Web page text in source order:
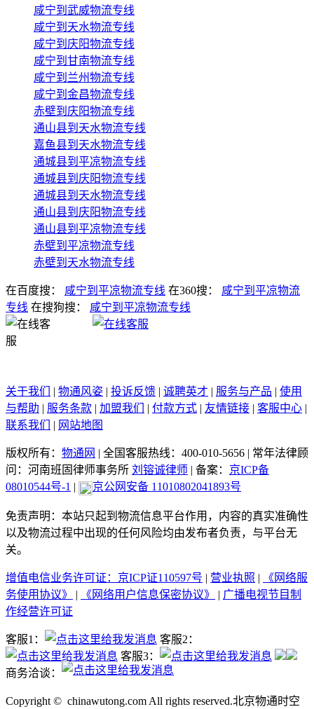
咸宁到武威物流专线
咸宁到天水物流专线
咸宁到庆阳物流专线
咸宁到甘南物流专线
咸宁到兰州物流专线
咸宁到金昌物流专线
赤壁到庆阳物流专线
通山县到天水物流专线
嘉鱼县到天水物流专线
通城县到平凉物流专线
通城县到庆阳物流专线
通城县到天水物流专线
通山县到庆阳物流专线
通山县到平凉物流专线
赤壁到平凉物流专线
赤壁到天水物流专线
在百度搜： 咸宁到平凉物流专线 在360搜：
咸宁到平凉物流
专线 在搜狗搜： 咸宁到平凉物流专线
关于我们 | 物通风姿 | 投诉反馈 | 诚聘英才 | 服务与产品 | 使用
与帮助 | 服务条款 | 加盟我们 | 付款方式 | 友情链接 | 客服中心 |
联系我们
| 网站地图
版权所有： 物通网 | 全国客服热线：400-010-5656 | 常年法律顾
问：河南班固律师事务所 刘镕诚律师 | 备案： 京ICP备
08010544号-1 | 京公网安备 11010802041893号
免责声明：本站只起到物流信息平台作用，内容的真实准确性
以及物流过程中出现的任何风险均由发布者负责，与平台无
关。
增值电信业务许可证：京ICP证110597号 | 营业执照 |
《网络服
务使用协议》
| 《网络用户信息保密协议》 | 广播电视节目制
作经营许可证
客服1：
客服2：
客服3：
商务洽谈：
Copyright © chinawutong.com All rights reserved.北京物通时空